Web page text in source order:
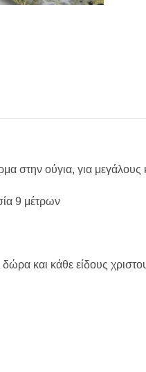
στην ούγια, για
9 μέτρων
δώρα και κάθε είδους